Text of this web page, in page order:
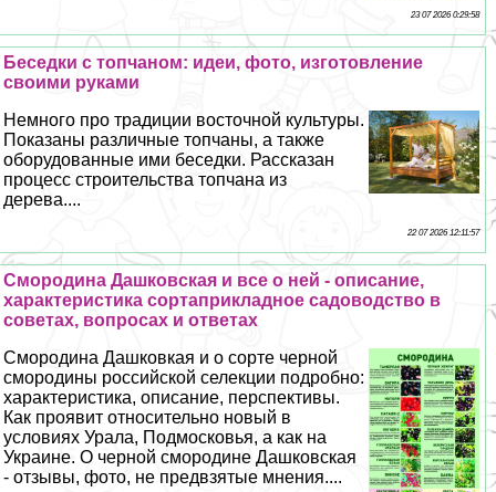
23 07 2026 0:29:58
Беседки с топчаном: идеи, фото, изготовление
своими руками
Немного про традиции восточной культуры.
Показаны различные топчаны, а также
оборудованные ими беседки. Рассказан
процесс строительства топчана из
дерева....
22 07 2026 12:11:57
Смородина Дашковская и все о ней - описание,
хаpaктеристика сортаприкладное садоводство в
советах, вопросах и ответах
Смородина Дашковкая и о сорте черной
смородины российской селекции подробно:
хаpaктеристика, описание, перспективы.
Как проявит относительно новый в
условиях Урала, Подмосковья, а как на
Украине. О черной смородине Дашковская
- отзывы, фото, не предвзятые мнения....